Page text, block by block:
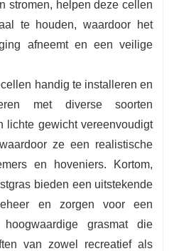
stromen, helpen deze cellen
te houden, waardoor het
afneemt en een veilige
handig te installeren en
met diverse soorten
lichte gewicht vereenvoudigt
ze een realistische
en hoveniers. Kortom,
bieden een uitstekende
en zorgen voor een
grasmat die
van zowel recreatief als